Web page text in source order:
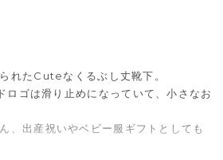
れたCuteなくるぶし丈靴下。
ゴは滑り止めになっていて、小さなお
、出産祝いやベビー服ギフトとしても